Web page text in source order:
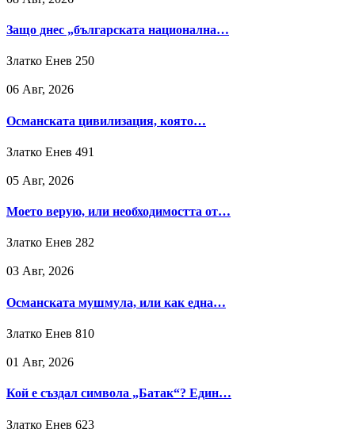
Защо днес „българската национална…
Златко Енев 250
06 Авг, 2026
Османската цивилизация, която…
Златко Енев 491
05 Авг, 2026
Моето верую, или необходимостта от…
Златко Енев 282
03 Авг, 2026
Османската мушмула, или как една…
Златко Енев 810
01 Авг, 2026
Кой е създал символа „Батак“? Един…
Златко Енев 623